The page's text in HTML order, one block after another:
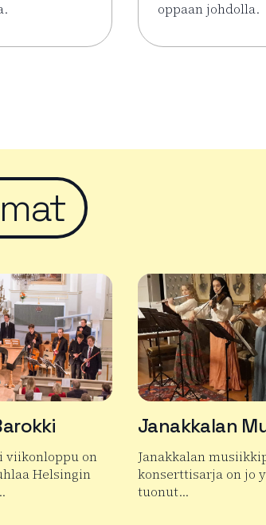
Opastetut Kehräämökierrokset
oppaan johdolla.
Lue lisää
viikonloppu on
Helsingin
Janakkalan
Janakkalan
konserttisarja on jo
tuonut…